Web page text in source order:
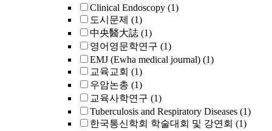
Clinical Endoscopy (1)
도시문제 (1)
中央醫大誌 (1)
영어영문학연구 (1)
EMJ (Ewha medical journal) (1)
교육교회 (1)
우암논총 (1)
교육사학연구 (1)
Tuberculosis and Respiratory Diseases (1)
한국통신학회 학술대회 및 강연회 (1)